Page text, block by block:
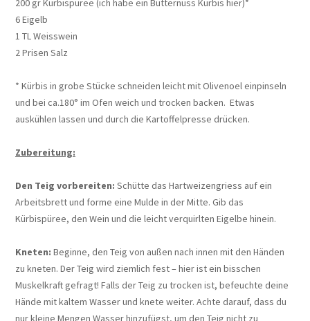
200 gr Kürbispüree (ich habe ein Butternuss Kürbis hier)*
6 Eigelb
1 TL Weisswein
2 Prisen Salz
* Kürbis in grobe Stücke schneiden leicht mit Olivenoel einpinseln
und bei ca.180° im Ofen weich und trocken backen. Etwas
auskühlen lassen und durch die Kartoffelpresse drücken.
Zubereitung:
Den Teig vorbereiten: Schütte das Hartweizengriess auf ein
Arbeitsbrett und forme eine Mulde in der Mitte. Gib das
Kürbispüree, den Wein und die leicht verquirlten Eigelbe hinein.
Kneten: Beginne, den Teig von außen nach innen mit den Händen
zu kneten. Der Teig wird ziemlich fest – hier ist ein bisschen
Muskelkraft gefragt! Falls der Teig zu trocken ist, befeuchte deine
Hände mit kaltem Wasser und knete weiter. Achte darauf, dass du
nur kleine Mengen Wasser hinzufügst, um den Teig nicht zu